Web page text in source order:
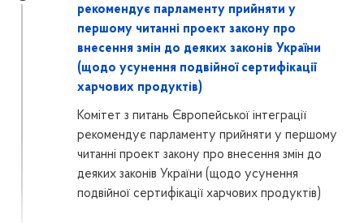
рекомендує парламенту прийняти у
першому читанні проект закону про
внесення змін до деяких законів України
(щодо усунення подвійної сертифікації
харчових продуктів)
Комітет з питань Європейської інтеграції
рекомендує парламенту прийняти у першому
читанні проект закону про внесення змін до
деяких законів України (щодо усунення
подвійної сертифікації харчових продуктів)